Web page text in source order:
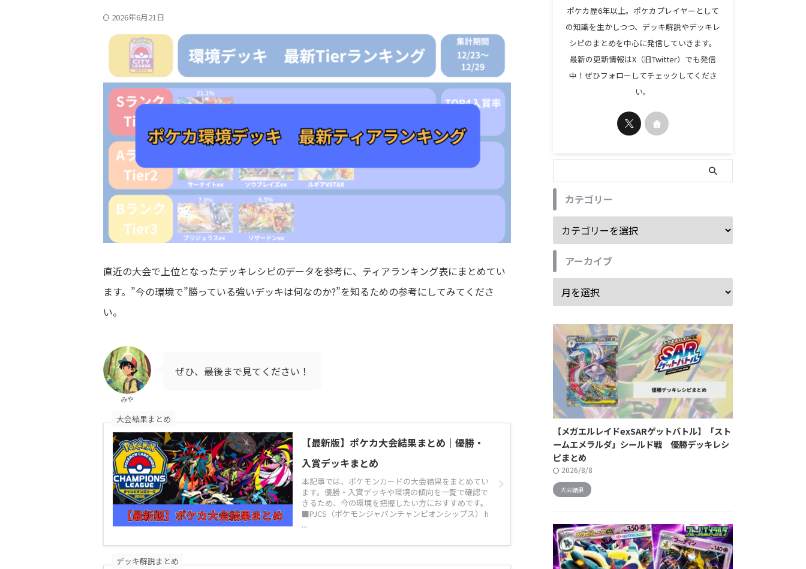
2026年6月21日
直近の大会で上位となったデッキレシピのデータを参考に、ティアランキング表にまとめてい
ます。”今の環境で”勝っている強いデッキは何なのか?”を知るための参考にしてみてくださ
い。
みや
ぜひ、最後まで見てください！
【最新版】ポケカ大会結果まとめ｜優勝・
入賞デッキまとめ
本記事では、ポケモンカードの大会結果をまとめてい
ます。優勝・入賞デッキや環境の傾向を一覧で確認で
きるため、今の環境を把握したい方におすすめです。
■PJCS（ポケモンジャパンチャンピオンシップス） h
...
大会結果まとめ
デッキ解説まとめ
ポケカ歴6年以上。ポケカプレイヤーとして
の知識を生かしつつ、デッキ解説やデッキレ
シピのまとめを中心に発信していきます。
最新の更新情報はX（旧Twitter）でも発信
中！ぜひフォローしてチェックしてくださ
い。
カテゴリー
アーカイブ
【メガエルレイドexSARゲットバトル】「スト
ームエメラルダ」シールド戦 優勝デッキレシ
ピまとめ
2026/8/8
大会結果